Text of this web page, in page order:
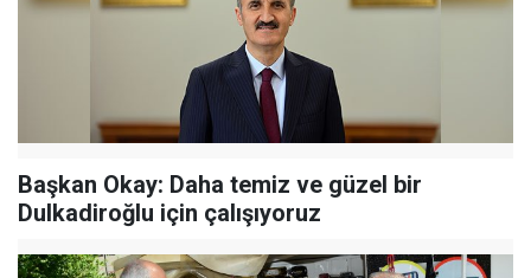
Başkan Okay: Daha temiz ve güzel bir
Dulkadiroğlu için çalışıyoruz